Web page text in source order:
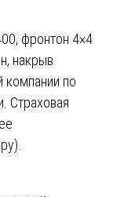
фронтон 4×4
накрыв
компании по
Страховая